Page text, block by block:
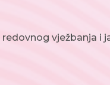
vježbanja i